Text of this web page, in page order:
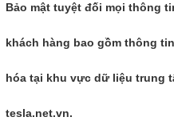
Bảo mật tuyệt đối mọi thông
khách hàng bao gồm thông
hóa tại khu vực dữ liệu trung
tesla.net.vn.